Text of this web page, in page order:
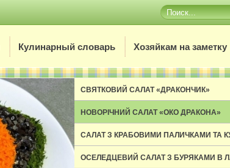
Кулинарный словарь Хозяйкам на заметку
СВЯТКОВИЙ САЛАТ «ДРАКОНЧИК»
НОВОРІЧНИЙ САЛАТ «ОКО ДРАКОНА»
САЛАТ З КРАБОВИМИ ПАЛИЧКАМИ ТА
ОСЕЛЕДЦЕВИЙ САЛАТ З БУРЯКАМИ В